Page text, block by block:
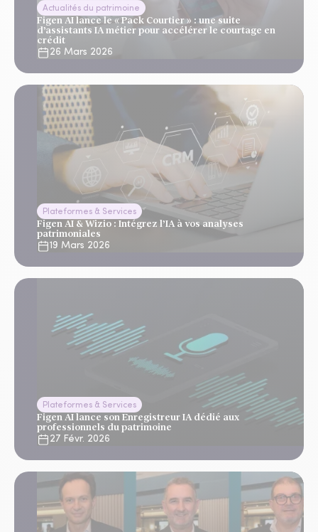
Actualités du patrimoine
Figen AI lance le « Pack Courtier » : une suite
d’assistants IA métier pour accélérer le courtage en
crédit
26 Mars 2026
Plateformes & Services
Figen AI & Wizio : Intégrez l’IA à vos analyses
patrimoniales
19 Mars 2026
Plateformes & Services
Figen AI lance son Enregistreur IA dédié aux
professionnels du patrimoine
27 Févr. 2026